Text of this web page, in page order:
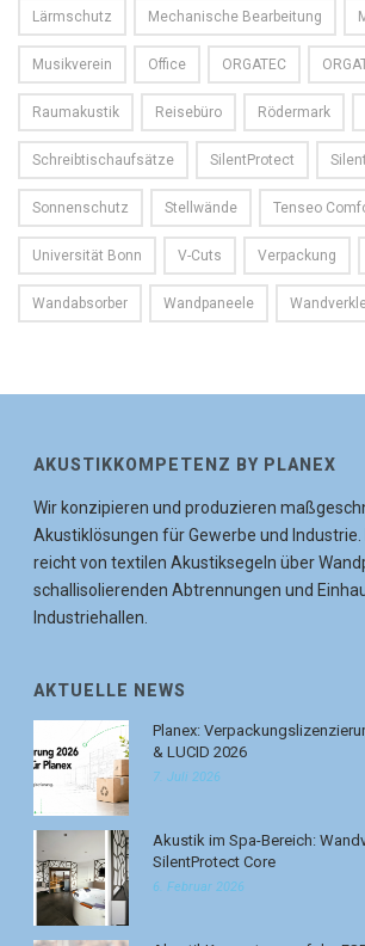
Lärmschutz Mechanische Bearbeitung
Musikverein Office ORGATEC
Raumakustik Reisebüro Rödermark
Schreibtischaufsätze SilentProtect
Sonnenschutz Stellwände Tenseo
Universität Bonn V-Cuts Verpackung
Wandabsorber Wandpaneele
AKUSTIKKOMPETENZ BY PLANEX
Wir konzipieren und produzieren
Akustiklösungen für Gewerbe und
reicht von textilen Akustiksegeln über
schallisolierenden Abtrennungen und
Industriehallen.
AKTUELLE NEWS
Planex:
& LUCID 2026
7. Juli 2026
Akustik im Spa-Bereich:
SilentProtect Core
6. Februar 2026